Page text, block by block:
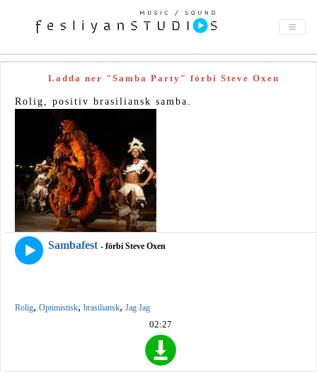
Ladda ner "Samba Party" förbi Steve Oxen
Rolig, positiv brasiliansk samba.
Sambafest - förbi Steve Oxen
Rolig, Optimistisk, brasiliansk, Jag Jag
02:27